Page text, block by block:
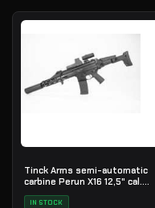
Tinck Arms semi-automatic
carbine Perun X16 12,5" cal.
5.56x45
IN STOCK